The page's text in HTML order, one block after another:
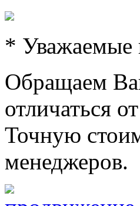
* Уважаемые
Обращаем
отличаться
Точную
менеджеров.